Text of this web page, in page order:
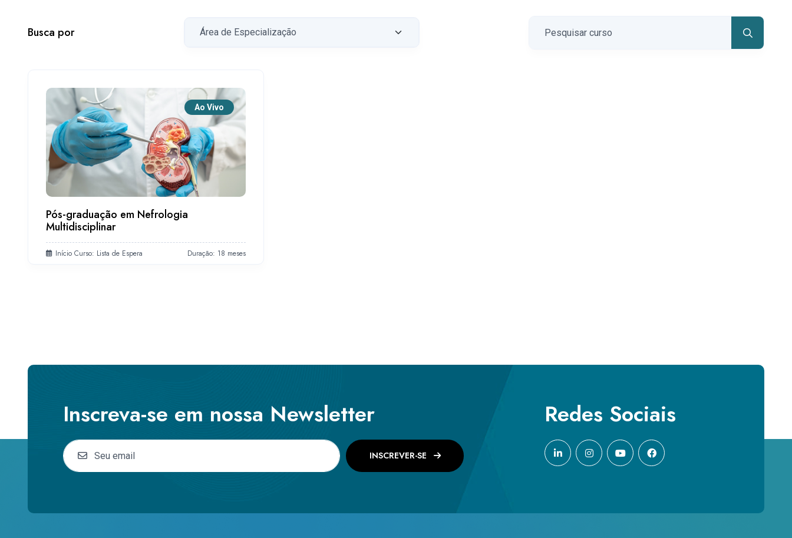
Busca por
Ao Vivo
Pós-graduação em Nefrologia
Multidisciplinar
Início Curso: Lista de Espera Duração: 18 meses
Inscreva-se em nossa Newsletter
INSCREVER-SE
Redes Sociais